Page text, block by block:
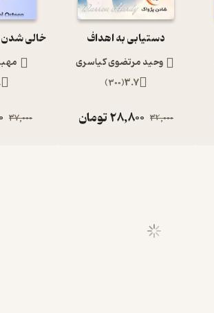
دستیابی به اهداف
وحید مرتضوی کیاسری
3.7
(
300
)
32,000
28,800تومان 37,000